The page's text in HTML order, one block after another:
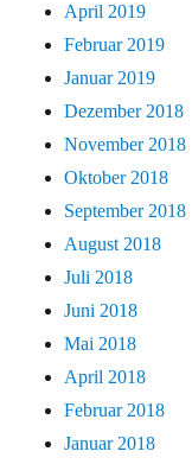
April 2019
Februar 2019
Januar 2019
Dezember 2018
November 2018
Oktober 2018
September 2018
August 2018
Juli 2018
Juni 2018
Mai 2018
April 2018
Februar 2018
Januar 2018